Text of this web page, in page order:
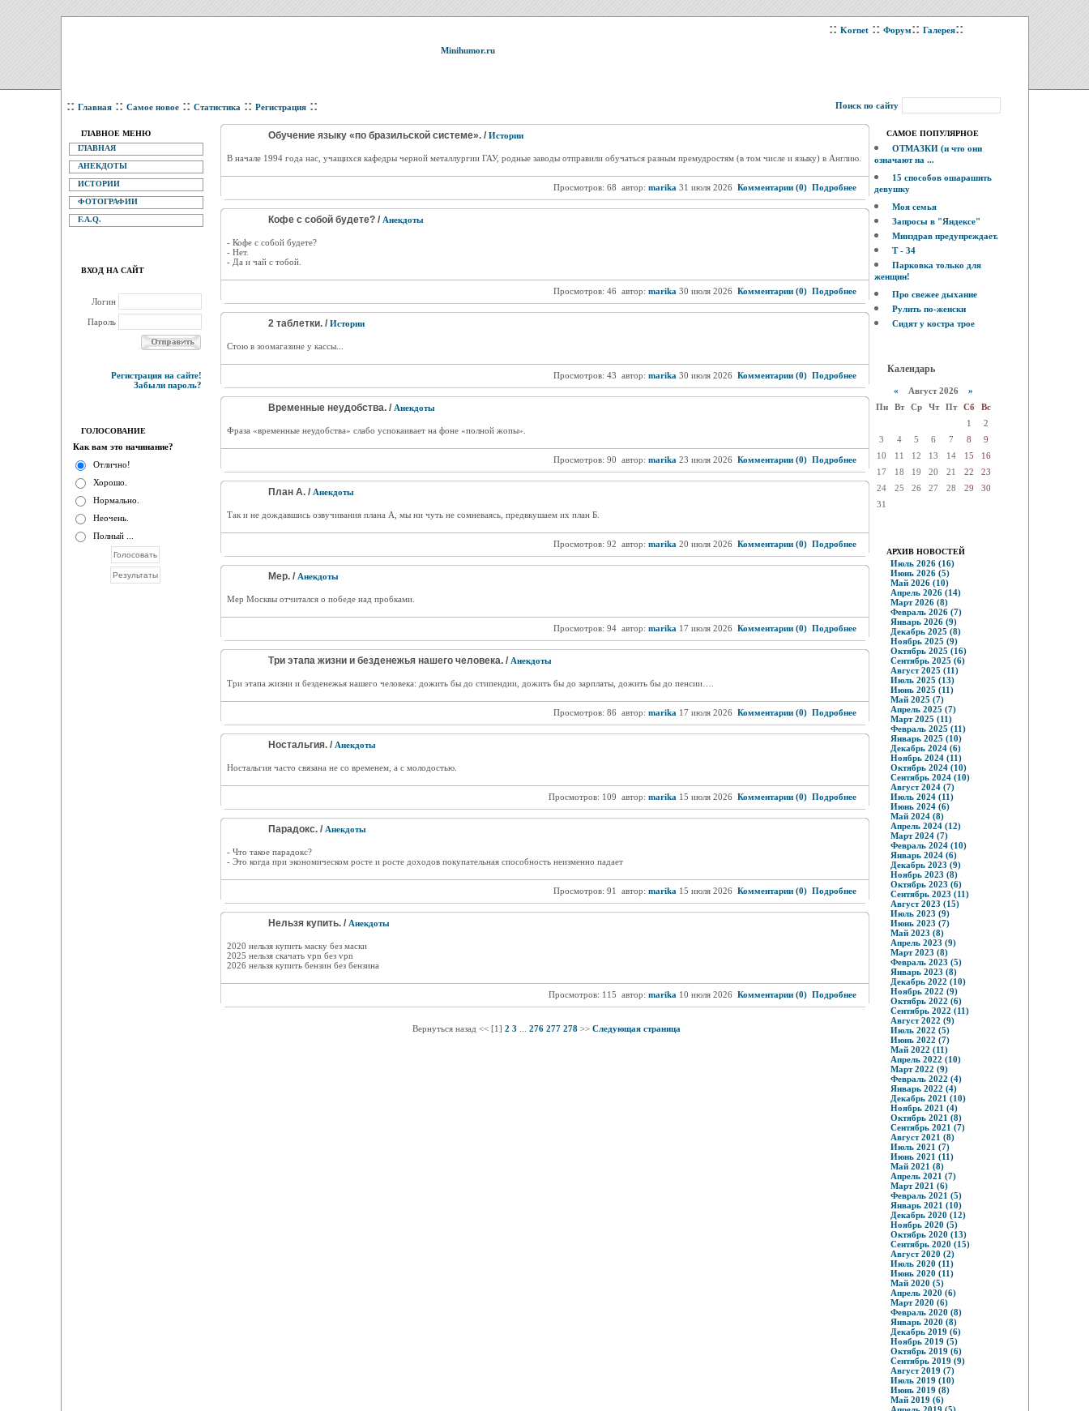
Minihumor.ru
:: Kornet :: Форум:: Галерея::
:: Главная :: Самое новое :: Статистика :: Регистрация :: Поиск по сайту
ГЛАВНОЕ МЕНЮ
ГЛАВНАЯ
АНЕКДОТЫ
ИСТОРИИ
ФОТОГРАФИИ
F.A.Q.
ВХОД НА САЙТ
Логин
Пароль
Регистрация на сайте!
Забыли пароль?
ГОЛОСОВАНИЕ
Как вам это начинание?
Отлично!
Хорошо.
Нормально.
Неочень.
Полный ...
Обучение языку «по бразильской системе». / Истории
В начале 1994 года нас, учащихся кафедры черной металлургии ГАУ, родные заводы отправили обучаться разным премудростям (в том числе и языку) в Англию.
Просмотров: 68 автор: marika 31 июля 2026 Комментарии (0) Подробнее
Кофе с собой будете? / Анекдоты
- Кофе с собой будете?
- Нет.
- Да и чай с тобой.
Просмотров: 46 автор: marika 30 июля 2026 Комментарии (0) Подробнее
2 таблетки. / Истории
Стою в зоомагазине у кассы...
Просмотров: 43 автор: marika 30 июля 2026 Комментарии (0) Подробнее
Временные неудобства. / Анекдоты
Фраза «временные неудобства» слабо успокаивает на фоне «полной жопы».
Просмотров: 90 автор: marika 23 июля 2026 Комментарии (0) Подробнее
План А. / Анекдоты
Так и не дождавшись озвучивания плана А, мы ни чуть не сомневаясь, предвкушаем их план Б.
Просмотров: 92 автор: marika 20 июля 2026 Комментарии (0) Подробнее
Мер. / Анекдоты
Мер Москвы отчитался о победе над пробками.
Просмотров: 94 автор: marika 17 июля 2026 Комментарии (0) Подробнее
Три этапа жизни и безденежья нашего человека. / Анекдоты
Три этапа жизни и безденежья нашего человека: дожить бы до стипендии, дожить бы до зарплаты, дожить бы до пенсии….
Просмотров: 86 автор: marika 17 июля 2026 Комментарии (0) Подробнее
Ностальгия. / Анекдоты
Ностальгия часто связана не со временем, а с молодостью.
Просмотров: 109 автор: marika 15 июля 2026 Комментарии (0) Подробнее
Парадокс. / Анекдоты
- Что такое парадокс?
- Это когда при экономическом росте и росте доходов покупательная способность неизменно падает
Просмотров: 91 автор: marika 15 июля 2026 Комментарии (0) Подробнее
Нельзя купить. / Анекдоты
2020 нельзя купить маску без маски
2025 нельзя скачать vpn без vpn
2026 нельзя купить бензин без бензина
Просмотров: 115 автор: marika 10 июля 2026 Комментарии (0) Подробнее
Вернуться назад << [1] 2 3 276 277 278 >> Следующая страница
САМОЕ ПОПУЛЯРНОЕ
ОТМАЗКИ (и что они
означают на ...
15 способов ошарашить
девушку
Моя семья
Запросы в "Яндексе"
Минздрав предупреждает.
Т - 34
Парковка только для
женщин!
Про свежее дыхание
Рулить по-женски
Сидят у костра трое
Календарь
« Август 2026 »
Пн
Вт Ср Чт Пт Сб
Вс
1
2
3
4 5 6 7 8
9
10
11 12 13 14 15
16
17
18 19 20 21 22
23
24
25 26 27 28 29
30
31
АРХИВ НОВОСТЕЙ
Июль 2026 (16)
Июнь 2026 (5)
Май 2026 (10)
Апрель 2026 (14)
Март 2026 (8)
Февраль 2026 (7)
Январь 2026 (9)
Декабрь 2025 (8)
Ноябрь 2025 (9)
Октябрь 2025 (16)
Сентябрь 2025 (6)
Август 2025 (11)
Июль 2025 (13)
Июнь 2025 (11)
Май 2025 (7)
Апрель 2025 (7)
Март 2025 (11)
Февраль 2025 (11)
Январь 2025 (10)
Декабрь 2024 (6)
Ноябрь 2024 (11)
Октябрь 2024 (10)
Сентябрь 2024 (10)
Август 2024 (7)
Июль 2024 (11)
Июнь 2024 (6)
Май 2024 (8)
Апрель 2024 (12)
Март 2024 (7)
Февраль 2024 (10)
Январь 2024 (6)
Декабрь 2023 (9)
Ноябрь 2023 (8)
Октябрь 2023 (6)
Сентябрь 2023 (11)
Август 2023 (15)
Июль 2023 (9)
Июнь 2023 (7)
Май 2023 (8)
Апрель 2023 (9)
Март 2023 (8)
Февраль 2023 (5)
Январь 2023 (8)
Декабрь 2022 (10)
Ноябрь 2022 (9)
Октябрь 2022 (6)
Сентябрь 2022 (11)
Август 2022 (9)
Июль 2022 (5)
Июнь 2022 (7)
Май 2022 (11)
Апрель 2022 (10)
Март 2022 (9)
Февраль 2022 (4)
Январь 2022 (4)
Декабрь 2021 (10)
Ноябрь 2021 (4)
Октябрь 2021 (8)
Сентябрь 2021 (7)
Август 2021 (8)
Июль 2021 (7)
Июнь 2021 (11)
Май 2021 (8)
Апрель 2021 (7)
Март 2021 (6)
Февраль 2021 (5)
Январь 2021 (10)
Декабрь 2020 (12)
Ноябрь 2020 (5)
Октябрь 2020 (13)
Сентябрь 2020 (15)
Август 2020 (2)
Июль 2020 (11)
Июнь 2020 (11)
Май 2020 (5)
Апрель 2020 (6)
Март 2020 (6)
Февраль 2020 (8)
Январь 2020 (8)
Декабрь 2019 (6)
Ноябрь 2019 (5)
Октябрь 2019 (6)
Сентябрь 2019 (9)
Август 2019 (7)
Июль 2019 (10)
Июнь 2019 (8)
Май 2019 (6)